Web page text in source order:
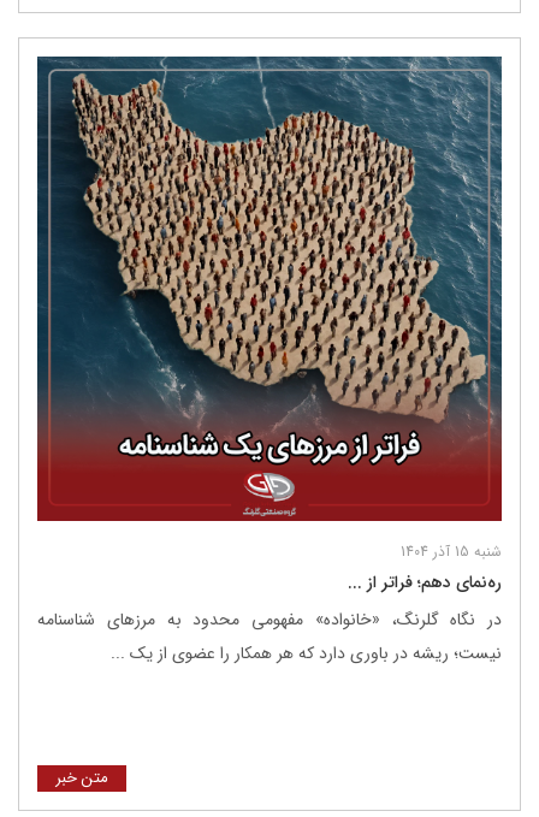
شنبه 15 آذر 1404
ره‌نمای دهم؛ فراتر از ...
در نگاه گلرنگ، «خانواده» مفهومی محدود به مرزهای شناسنامه
نیست؛ ریشه در باوری دارد که هر همکار را عضوی از یک ...
متن خبر